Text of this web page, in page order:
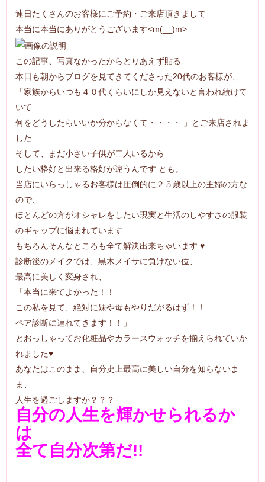
連日たくさんのお客様にご予約・ご来店頂きまして
本当に本当にありがとうございます<m(__)m>
この記事、写真なかったからとりあえず貼る
本日も朝からブログを見てきてくださった20代のお客様が、
「家族からいつも４０代くらいにしか見えないと言われ続けて
いて
何をどうしたらいいか分からなくて・・・・ 」とご来店されま
した
そして、まだ小さい子供が二人いるから
したい格好と出来る格好が違うんです とも。
当店にいらっしゃるお客様は圧倒的に２５歳以上の主婦の方な
ので、
ほとんどの方がオシャレをしたい現実と生活のしやすさの服装
のギャップに悩まれています
もちろんそんなところも全て解決出来ちゃいます ♥
診断後のメイクでは、黒木メイサに負けない位、
最高に美しく変身され、
「本当に来てよかった！！
この私を見て、絶対に妹や母もやりだがるはず！！
ペア診断に連れてきます！！」
とおっしゃってお化粧品やカラースウォッチを揃えられていか
れました♥
あなたはこのまま、自分史上最高に美しい自分を知らないま
ま、
人生を過ごしますか？？？
自分の人生を輝かせられるか
は
全て自分次第だ!!